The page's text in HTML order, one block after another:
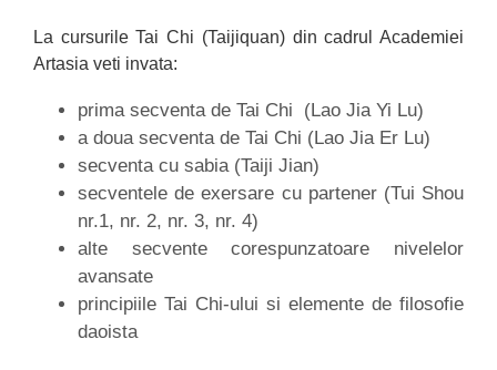
La cursurile Tai Chi (Taijiquan) din cadrul Academiei
Artasia veti invata:
prima secventa de Tai Chi (Lao Jia Yi Lu)
a doua secventa de Tai Chi (Lao Jia Er Lu)
secventa cu sabia (Taiji Jian)
secventele de exersare cu partener (Tui Shou
nr.1, nr. 2, nr. 3, nr. 4)
alte secvente corespunzatoare nivelelor
avansate
principiile Tai Chi-ului si elemente de filosofie
daoista